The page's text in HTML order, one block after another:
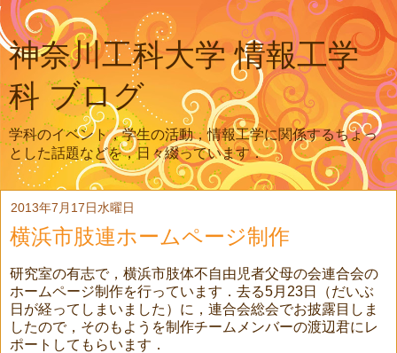
神奈川工科大学 情報工学
科 ブログ
学科のイベント，学生の活動，情報工学に関係するちょっ
とした話題などを，日々綴っています．
2013年7月17日水曜日
横浜市肢連ホームページ制作
研究室の有志で，横浜市肢体不自由児者父母の会連合会の
ホームページ制作を行っています．去る5月23日（だいぶ
日が経ってしまいました）に，連合会総会でお披露目しま
したので，そのもようを制作チームメンバーの渡辺君にレ
ポートしてもらいます．